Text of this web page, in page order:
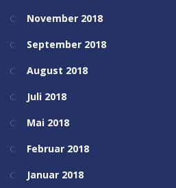
November 2018
September 2018
August 2018
Juli 2018
Mai 2018
Februar 2018
Januar 2018